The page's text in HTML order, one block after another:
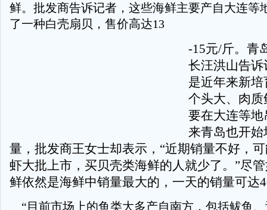
鲜。批发商告诉记者，这些海鲜主要产自大连等
了一种白壳扇贝，售价高达13
-15元/斤。青
长汪洪山告
是近年来新
个头大、肉
要在大连等
来青岛也开
量，批发商王女士却表示，“近期销量不好，
虾大批上市，买贝壳类海鲜的人就少了。”尽
鲜依然是海鲜中销量最大的，一天的销量可达
“目前市场上的鱼类大多产自南方，包括鲅鱼